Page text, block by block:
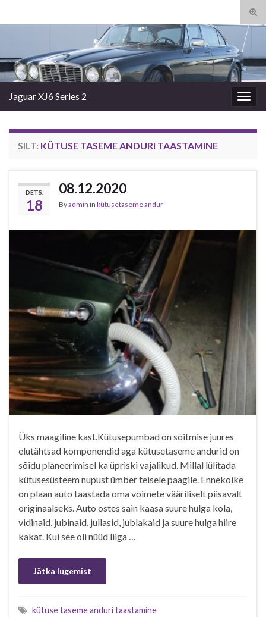
Search for:
Jaguar XJ6 Series 2
SILT: KÜTUSE TASEME ANDURI TAASTAMINE
DETS.
18
08.12.2020
Byadmin in kütusetaseme andur
Üks maagiline kast.Kütusepumbad on sõitmise juures
elutähtsad komponendid aga kütusetaseme andurid on
sõidu planeerimisel ka üpriski vajalikud. Millal lülitada
kütusesüsteem nupust ümber teisele paagile. Ennekõike
on plaan auto taastada oma võimete vääriliselt piisavalt
originaalseks. Auto ostes sain kaasa suure hulga kola,
vidinaid, jubinaid, jullasid, jublakaid ja suure hulga hiire
kakat. Kui see oli nüüd liiga …
Jätka lugemist
kütuse taseme anduri taastamine